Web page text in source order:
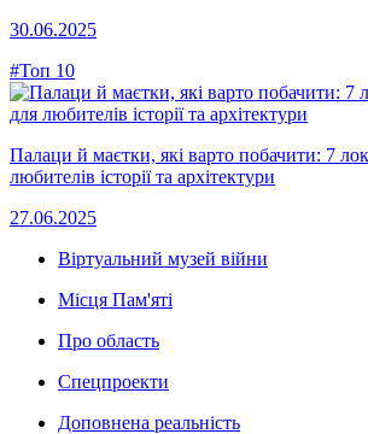
30.06.2025
#Топ 10
Палаци й маєтки, які варто побачити: 7
любителів історії та архітектури
27.06.2025
Віртуальний музей війни
Місця Пам'яті
Про область
Спецпроекти
Доповнена реальність